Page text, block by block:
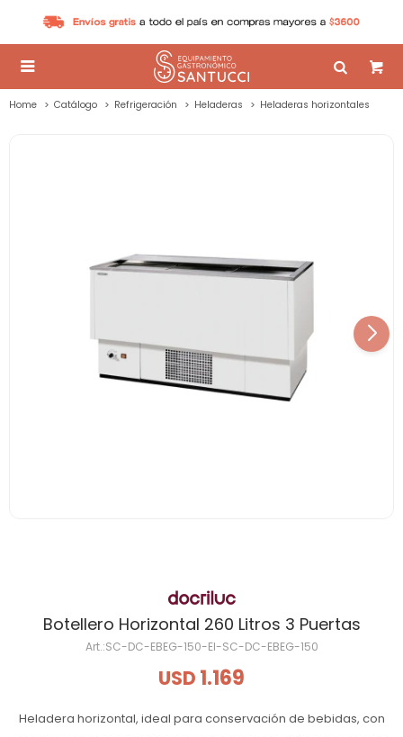

Home Catálogo Refrigeración Heladeras Heladeras horizontales
Botellero Horizontal 260 Litros 3 Puertas
SC-DC-EBEG-150-EI-SC-DC-EBEG-150
USD 1.169
Heladera horizontal, ideal para conservación de bebidas, con